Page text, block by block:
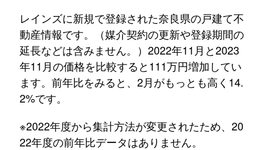
レインズに新規で登録された奈良県の戸建て不
動産情報です。（媒介契約の更新や登録期間の
延長などは含みません。）2022年11月と2023
年11月の価格を比較すると111万円増加してい
ます。前年比をみると、2月がもっとも高く14.
2%です。
※2022年度から集計方法が変更されたため、20
22年度の前年比データはありません。